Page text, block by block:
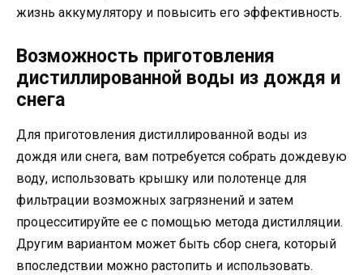
жизнь аккумулятору и повысить его эффективность.
Возможность приготовления
дистиллированной воды из дождя и
снега
Для приготовления дистиллированной воды из
дождя или снега, вам потребуется собрать дождевую
воду, использовать крышку или полотенце для
фильтрации возможных загрязнений и затем
процесситируйте ее с помощью метода дистилляции.
Другим вариантом может быть сбор снега, который
впоследствии можно растопить и использовать.